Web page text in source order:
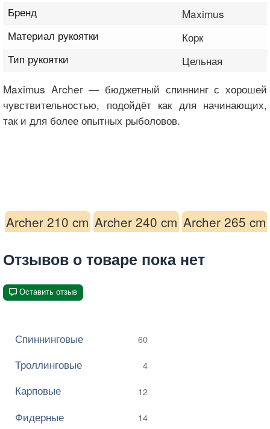
Бренд
Maximus
Материал рукоятки
Корк
Тип рукоятки
Цельная
Maximus Archer — бюджетный спиннинг с хорошей
чувствительностью, подойдёт как для начинающих,
так и для более опытных рыболовов.
Archer 210 cm Archer 240 cm Archer 265 cm
Отзывов о товаре пока нет
Оставить отзыв
Спиннинговые 60
Троллинговые 4
Карповые 12
Фидерные 14